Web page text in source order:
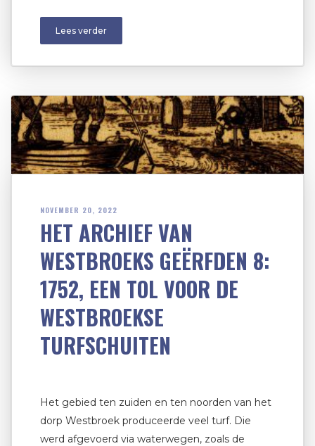
Lees verder
NOVEMBER 20, 2022
HET ARCHIEF VAN
WESTBROEKS GEËRFDEN 8:
1752, EEN TOL VOOR DE
WESTBROEKSE
TURFSCHUITEN
Het gebied ten zuiden en ten noorden van het
dorp Westbroek produceerde veel turf. Die
werd afgevoerd via waterwegen, zoals de